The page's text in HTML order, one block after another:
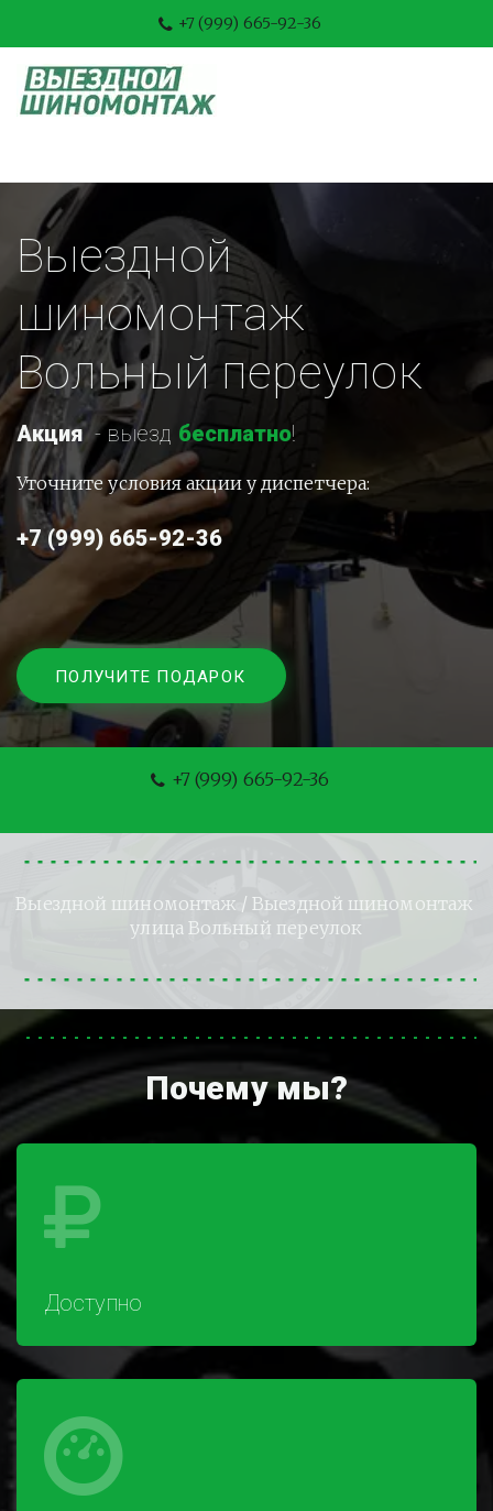
+7 (999) 665-92-36
Выездной
шиномонтаж
Вольный переулок
Акция - выезд бесплатно!
Уточните условия акции у диспетчера:
+7 (999) 665-92-36
ПОЛУЧИТЕ ПОДАРОК
+7 (999) 665-92-36
Выездной шиномонтаж / Выездной шиномонтаж
улица Вольный переулок
Почему мы?
Доступно